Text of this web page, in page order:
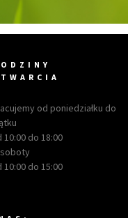
od poniedziałku do
10:00 do 18:00
10:00 do 15:00